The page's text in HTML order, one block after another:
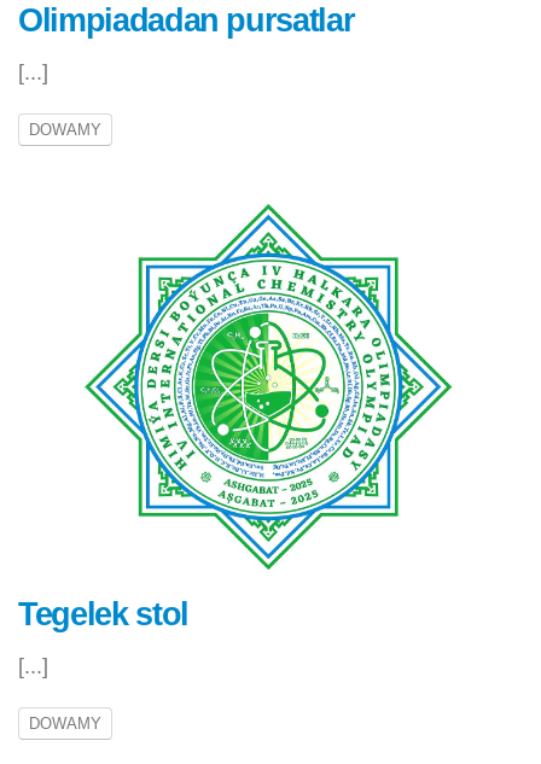
Olimpiadadan pursatlar
[...]
DOWAMY
Tegelek stol
[...]
DOWAMY